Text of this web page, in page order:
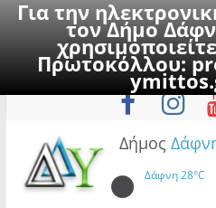
Για την
τον Δήμο
Πρωτοκόλλου:
to
Σάββατο, 8
Δήμος
Δάφνη28°C